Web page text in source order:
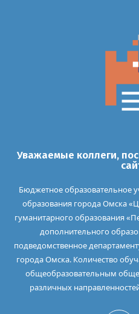
Уважаемые коллеги,
Бюджетное образовательное
образования города Омска
гуманитарного образования
дополнительного
подведомственное
города Омска. Количество
общеобразовательным
различных